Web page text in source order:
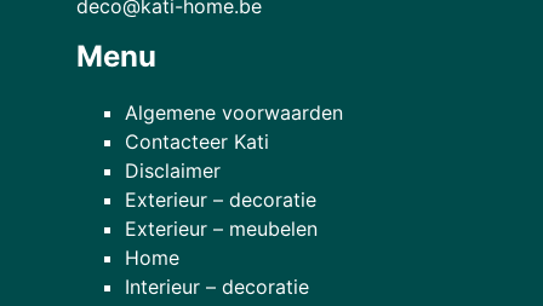
deco@kati-home.be
Menu
Algemene voorwaarden
Contacteer Kati
Disclaimer
Exterieur – decoratie
Exterieur – meubelen
Home
Interieur – decoratie